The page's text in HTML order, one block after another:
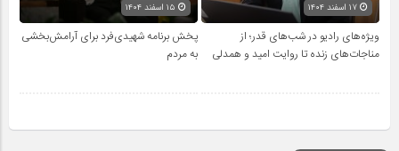
۱۷ اسفند ۱۴۰۴
ویژه‌های رادیو در شب‌های قدر؛ از
مناجات‌های زنده تا روایت امید و همدلی
پخش برنامه شهیدی‌فرد برای آرامش‌بخشی
به مردم